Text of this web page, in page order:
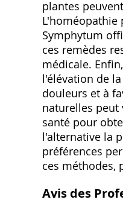
plantes
L'homéopathie
Symphytum
ces remèdes
médicale.
l'élévation de
douleurs et à
naturelles peut
santé pour
l'alternative la
préférences
ces méthodes,
Avis des